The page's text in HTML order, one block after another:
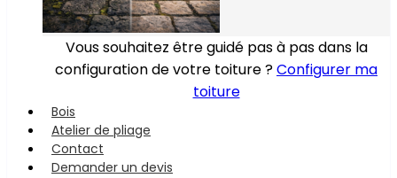
Vous souhaitez être guidé pas à pas dans la
configuration de votre toiture ?Configurer ma
toiture
Bois
Atelier de pliage
Contact
Demander un devis